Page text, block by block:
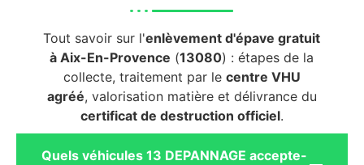
Tout savoir sur l'enlèvement d'épave gratuit
à Aix-En-Provence (13080) : étapes de la
collecte, traitement par le centre VHU
agréé, valorisation matière et délivrance du
certificat de destruction officiel.
Quels véhicules 13 DEPANNAGE accepte-